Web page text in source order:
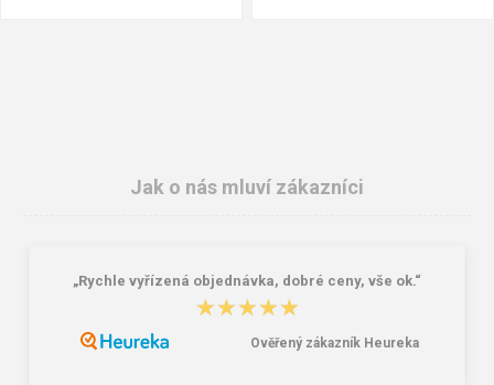
Cerva MERLIN Pracovní rukavice Zátky Honeywell MAX
Jak o nás mluví zákazníci
„Rychle vyřízená objednávka, dobré ceny, vše ok.“
★★★★★
★★★★★
Ověřený zákazník Heureka